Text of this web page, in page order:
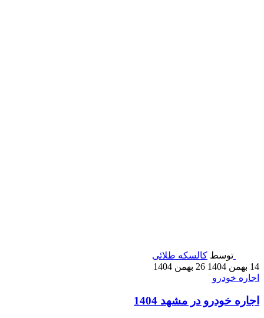
توسط کالسکه طلائی
14 بهمن 1404
26 بهمن 1404
اجاره خودرو
اجاره خودرو در مشهد 1404